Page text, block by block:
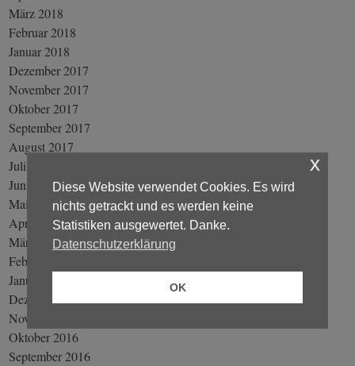
März 2018
Februar 2018
Januar 2018
Dezember 2017
November 2017
Oktober 2017
September 2017
August 2017
Juli 2017
Juni 2017
Mai 2017
April 2017
März 2017
Februar 2017
Januar 2017
Dezember 2016
November 2016
Oktober 2016
September 2016
Diese Website verwendet Cookies. Es wird
nichts getrackt und es werden keine
Statistiken ausgewertet. Danke.
Datenschutzerklärung
OK
x